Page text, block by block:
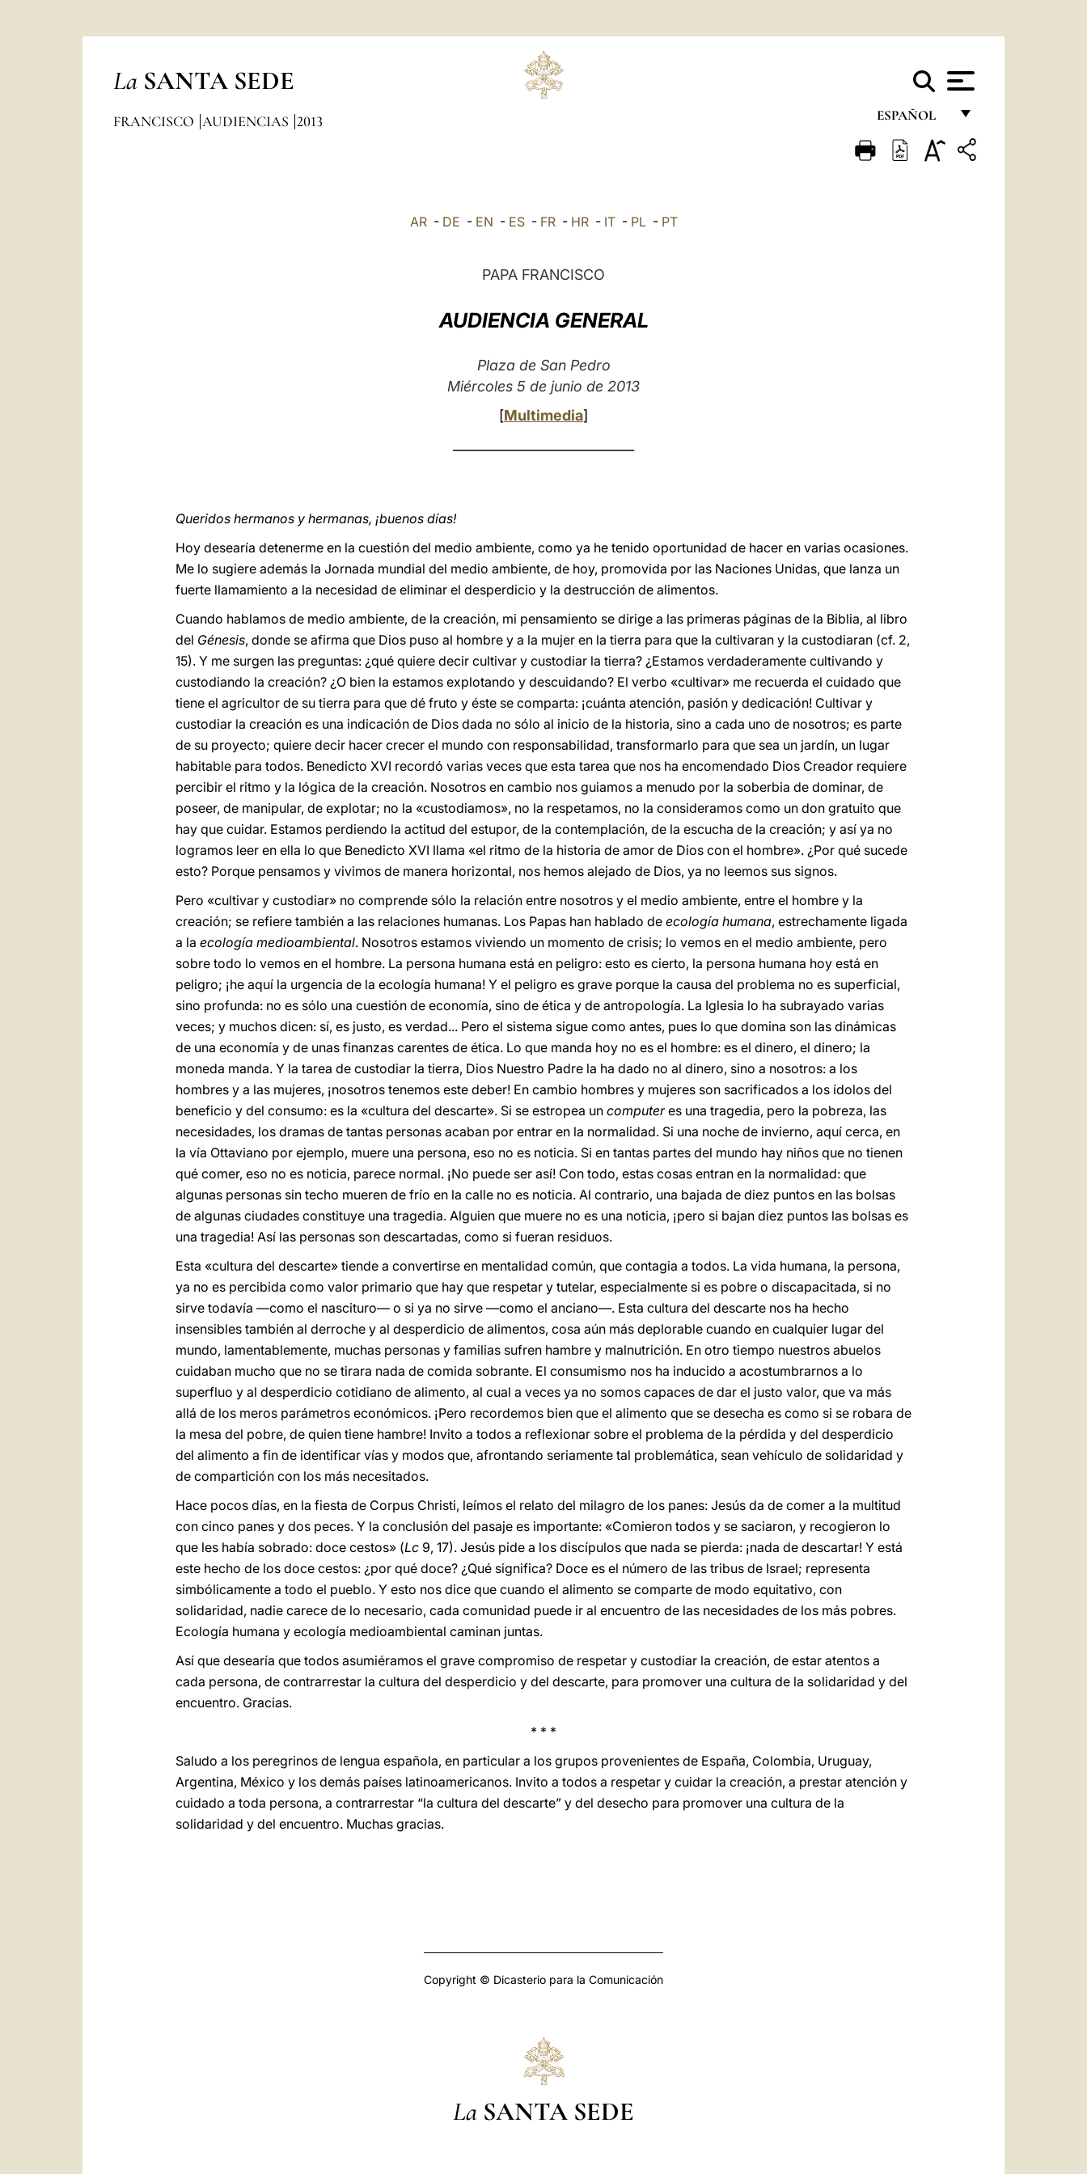
La SANTA SEDE
ESPAÑOL
FRANÇAIS
FRANCISCO AUDIENCIAS 2013
AR- DE - EN - ES- FR- HR- IT- PL- PT
PAPA FRANCISCO
AUDIENCIA GENERAL
Plaza de San Pedro
Miércoles 5 de junio de 2013
[Multimedia]
Queridos hermanos y hermanas, ¡buenos días!
Hoy desearía detenerme en la cuestión del medio ambiente, como ya he tenido oportunidad de hacer en varias ocasiones.
Me lo sugiere además la Jornada mundial del medio ambiente, de hoy, promovida por las Naciones Unidas, que lanza un
fuerte llamamiento a la necesidad de eliminar el desperdicio y la destrucción de alimentos.
Cuando hablamos de medio ambiente, de la creación, mi pensamiento se dirige a las primeras páginas de la Biblia, al libro
del Génesis, donde se afirma que Dios puso al hombre y a la mujer en la tierra para que la cultivaran y la custodiaran (cf. 2,
15). Y me surgen las preguntas: ¿qué quiere decir cultivar y custodiar la tierra? ¿Estamos verdaderamente cultivando y
custodiando la creación? ¿O bien la estamos explotando y descuidando? El verbo «cultivar» me recuerda el cuidado que
tiene el agricultor de su tierra para que dé fruto y éste se comparta: ¡cuánta atención, pasión y dedicación! Cultivar y
custodiar la creación es una indicación de Dios dada no sólo al inicio de la historia, sino a cada uno de nosotros; es parte
de su proyecto; quiere decir hacer crecer el mundo con responsabilidad, transformarlo para que sea un jardín, un lugar
habitable para todos. Benedicto XVI recordó varias veces que esta tarea que nos ha encomendado Dios Creador requiere
percibir el ritmo y la lógica de la creación. Nosotros en cambio nos guiamos a menudo por la soberbia de dominar, de
poseer, de manipular, de explotar; no la «custodiamos», no la respetamos, no la consideramos como un don gratuito que
hay que cuidar. Estamos perdiendo la actitud del estupor, de la contemplación, de la escucha de la creación; y así ya no
logramos leer en ella lo que Benedicto XVI llama «el ritmo de la historia de amor de Dios con el hombre». ¿Por qué sucede
esto? Porque pensamos y vivimos de manera horizontal, nos hemos alejado de Dios, ya no leemos sus signos.
Pero «cultivar y custodiar» no comprende sólo la relación entre nosotros y el medio ambiente, entre el hombre y la
creación; se refiere también a las relaciones humanas. Los Papas han hablado de ecología humana, estrechamente ligada
a la ecología medioambiental. Nosotros estamos viviendo un momento de crisis; lo vemos en el medio ambiente, pero
sobre todo lo vemos en el hombre. La persona humana está en peligro: esto es cierto, la persona humana hoy está en
peligro; ¡he aquí la urgencia de la ecología humana! Y el peligro es grave porque la causa del problema no es superficial,
sino profunda: no es sólo una cuestión de economía, sino de ética y de antropología. La Iglesia lo ha subrayado varias
veces; y muchos dicen: sí, es justo, es verdad... Pero el sistema sigue como antes, pues lo que domina son las dinámicas
de una economía y de unas finanzas carentes de ética. Lo que manda hoy no es el hombre: es el dinero, el dinero; la
moneda manda. Y la tarea de custodiar la tierra, Dios Nuestro Padre la ha dado no al dinero, sino a nosotros: a los
hombres y a las mujeres, ¡nosotros tenemos este deber! En cambio hombres y mujeres son sacrificados a los ídolos del
beneficio y del consumo: es la «cultura del descarte». Si se estropea un computeres una tragedia, pero la pobreza, las
necesidades, los dramas de tantas personas acaban por entrar en la normalidad. Si una noche de invierno, aquí cerca, en
la vía Ottaviano por ejemplo, muere una persona, eso no es noticia. Si en tantas partes del mundo hay niños que no tienen
qué comer, eso no es noticia, parece normal. ¡No puede ser así! Con todo, estas cosas entran en la normalidad: que
algunas personas sin techo mueren de frío en la calle no es noticia. Al contrario, una bajada de diez puntos en las bolsas
de algunas ciudades constituye una tragedia. Alguien que muere no es una noticia, ¡pero si bajan diez puntos las bolsas es
una tragedia! Así las personas son descartadas, como si fueran residuos.
Esta «cultura del descarte» tiende a convertirse en mentalidad común, que contagia a todos. La vida humana, la persona,
ya no es percibida como valor primario que hay que respetar y tutelar, especialmente si es pobre o discapacitada, si no
sirve todavía —como el nascituro— o si ya no sirve —como el anciano—. Esta cultura del descarte nos ha hecho
insensibles también al derroche y al desperdicio de alimentos, cosa aún más deplorable cuando en cualquier lugar del
mundo, lamentablemente, muchas personas y familias sufren hambre y malnutrición. En otro tiempo nuestros abuelos
cuidaban mucho que no se tirara nada de comida sobrante. El consumismo nos ha inducido a acostumbrarnos a lo
superfluo y al desperdicio cotidiano de alimento, al cual a veces ya no somos capaces de dar el justo valor, que va más
allá de los meros parámetros económicos. ¡Pero recordemos bien que el alimento que se desecha es como si se robara de
la mesa del pobre, de quien tiene hambre! Invito a todos a reflexionar sobre el problema de la pérdida y del desperdicio
del alimento a fin de identificar vías y modos que, afrontando seriamente tal problemática, sean vehículo de solidaridad y
de compartición con los más necesitados.
Hace pocos días, en la fiesta de Corpus Christi, leímos el relato del milagro de los panes: Jesús da de comer a la multitud
con cinco panes y dos peces. Y la conclusión del pasaje es importante: «Comieron todos y se saciaron, y recogieron lo
que les había sobrado: doce cestos» (Lc 9, 17). Jesús pide a los discípulos que nada se pierda: ¡nada de descartar! Y está
este hecho de los doce cestos: ¿por qué doce? ¿Qué significa? Doce es el número de las tribus de Israel; representa
simbólicamente a todo el pueblo. Y esto nos dice que cuando el alimento se comparte de modo equitativo, con
solidaridad, nadie carece de lo necesario, cada comunidad puede ir al encuentro de las necesidades de los más pobres.
Ecología humana y ecología medioambiental caminan juntas.
Así que desearía que todos asumiéramos el grave compromiso de respetar y custodiar la creación, de estar atentos a
cada persona, de contrarrestar la cultura del desperdicio y del descarte, para promover una cultura de la solidaridad y del
encuentro. Gracias.
* * *
Saludo a los peregrinos de lengua española, en particular a los grupos provenientes de España, Colombia, Uruguay,
Argentina, México y los demás países latinoamericanos. Invito a todos a respetar y cuidar la creación, a prestar atención y
cuidado a toda persona, a contrarrestar “la cultura del descarte” y del desecho para promover una cultura de la
solidaridad y del encuentro. Muchas gracias.
Copyright © Dicasterio para la Comunicación
La SANTA SEDE